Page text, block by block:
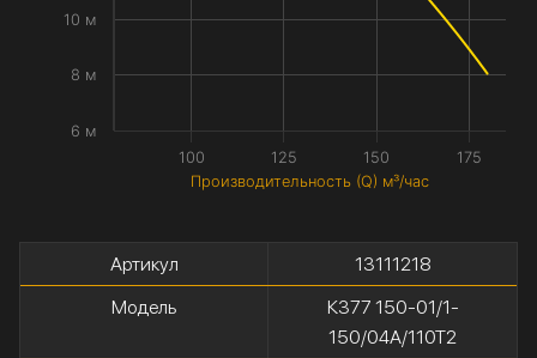
Производительность (Q) м³/час
100 125 150 175
6 м
8 м
10 м
Артикул
13111218
Модель
К377 150-01/1-
150/04А/110Т2